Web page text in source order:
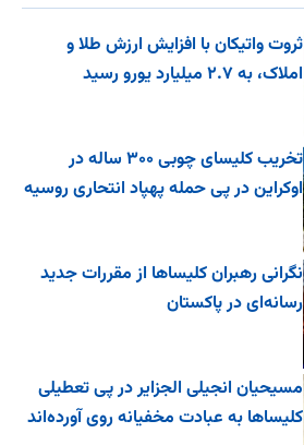
ثروت واتیکان با افزایش ارزش طلا و
املاک، به ۲.۷ میلیارد یورو رسید
تخریب کلیسای چوبی ۳۰۰ ساله در
اوکراین در پی حمله پهپاد انتحاری روسیه
نگرانی رهبران کلیساها از مقررات جدید
رسانه‌ای در پاکستان
مسیحیان انجیلی الجزایر در پی تعطیلی
کلیساها به عبادت مخفیانه روی آورده‌اند